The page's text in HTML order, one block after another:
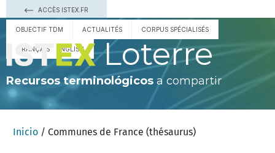
ACCÈS ISTEX.FR
OBJECTIF TDM ACTUALITÉS CORPUS SPÉCIALISÉS
FRANÇAIS ENGLISH Loterre
Recursos terminológicos a compartir
Inicio / Communes de France (thésaurus)